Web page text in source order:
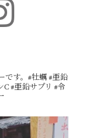
です。#牡蠣 #亜鉛
#亜鉛サプリ #令